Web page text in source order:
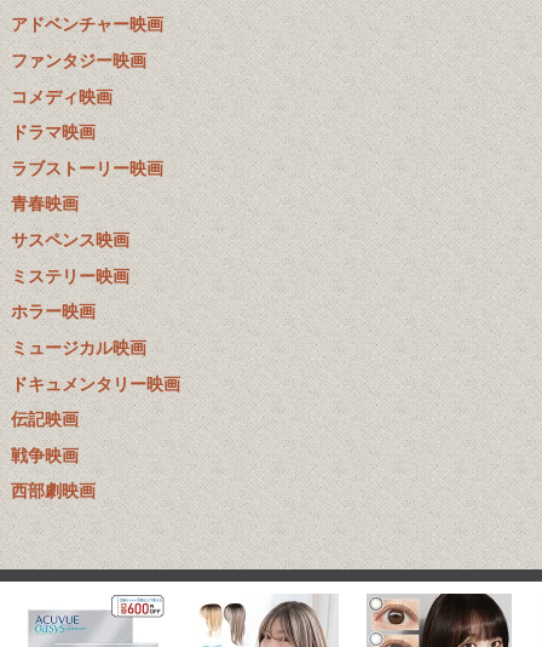
アドベンチャー映画
ファンタジー映画
コメディ映画
ドラマ映画
ラブストーリー映画
青春映画
サスペンス映画
ミステリー映画
ホラー映画
ミュージカル映画
ドキュメンタリー映画
伝記映画
戦争映画
西部劇映画